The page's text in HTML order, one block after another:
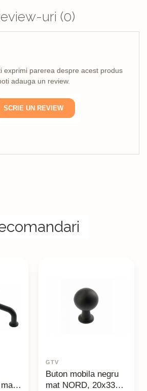
uri (0)
exprimi parerea despre acest produs
adauga un review.
SCRIE UN REVIEW
GTV
Buton mobila negru
mat NORD, 20x33